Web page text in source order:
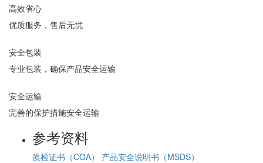
高效省心
优质服务，售后无忧
安全包装
专业包装，确保产品安全运输
安全运输
完善的保护措施安全运输
参考资料
质检证书（COA） 产品安全说明书（MSDS）